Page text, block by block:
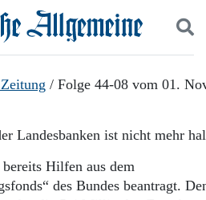
Politik
Leben
/ Folge 44-08 vom 01.
Landesbanken ist nicht mehr
Hilfen aus dem
des Bundes beantragt.